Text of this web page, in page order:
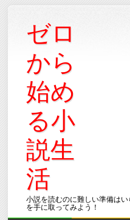
ゼロ
から
始め
る小
説生
活
小説を読むのに難しい準備は
を手に取ってみよう！